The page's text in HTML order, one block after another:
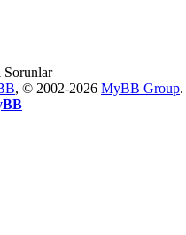
Sorunlar
, © 2002-2026 MyBB Group.